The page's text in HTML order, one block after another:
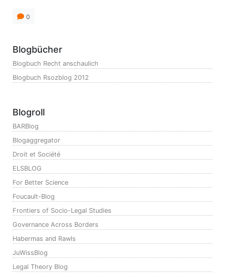
0
Blogbücher
Blogbuch Recht anschaulich
Blogbuch Rsozblog 2012
Blogroll
BARBlog
Blogaggregator
Droit et Société
ELSBLOG
For Better Science
Foucault-Blog
Frontiers of Socio-Legal Studies
Governance Across Borders
Habermas and Rawls
JuWissBlog
Legal Theory Blog